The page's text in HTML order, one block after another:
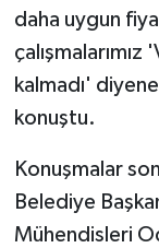
daha uygun
çalışmalarımız
kalmadı'
konuştu.
Konuşmalar
Belediye
Mühendisleri